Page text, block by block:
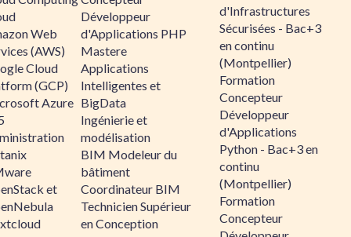
Web
(AWS)
Cloud
(GCP)
Azure
et
Développeur
d'Applications PHP
Mastere
Applications
Intelligentes et
BigData
Ingénierie et
modélisation
BIM Modeleur du
bâtiment
Coordinateur BIM
Technicien Supérieur
en Conception
d'Infrastructures
Sécurisées - Bac+3
en continu
(Montpellier)
Formation
Concepteur
Développeur
d'Applications
Python - Bac+3 en
continu
(Montpellier)
Formation
Concepteur